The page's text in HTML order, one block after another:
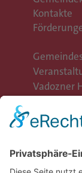
Kontakte
Vadozner